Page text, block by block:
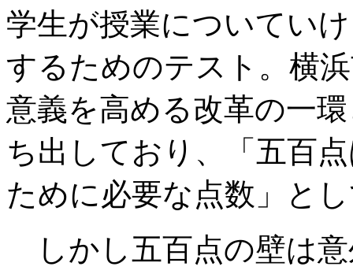
学生が授業についてい
するためのテスト。横
意義を高める改革の一
ち出しており、「五百
ために必要な点数」と
しかし五百点の壁は